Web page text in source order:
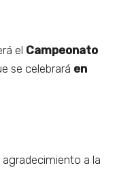
el Campeonato
se celebrará en
a la